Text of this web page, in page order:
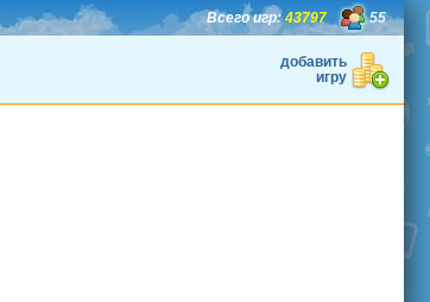
55
Всего игр:43797
добавить
игру